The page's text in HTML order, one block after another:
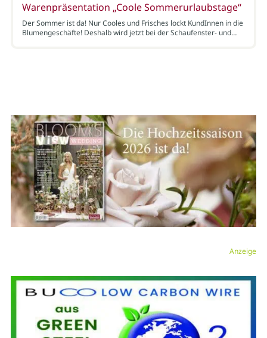
Warenpräsentation „Coole Sommerurlaubstage“
Der Sommer ist da! Nur Cooles und Frisches lockt KundInnen in die
Blumengeschäfte! Deshalb wird jetzt bei der Schaufenster- und…
Anzeige